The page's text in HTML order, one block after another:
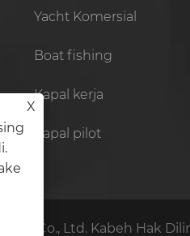
Yacht Komersial
Boat fishing
Kapal kerja
Kapal pilot
Co., Ltd. Kabeh Hak
X